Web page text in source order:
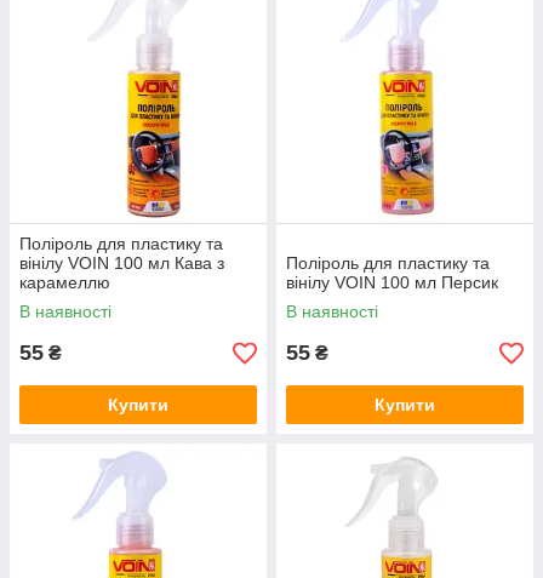
Поліроль для пластику та
вінілу VOIN 100 мл Кава з
карамеллю
В наявності
55 ₴
Купити
Поліроль для пластику та
вінілу VOIN 100 мл Персик
В наявності
55 ₴
Купити